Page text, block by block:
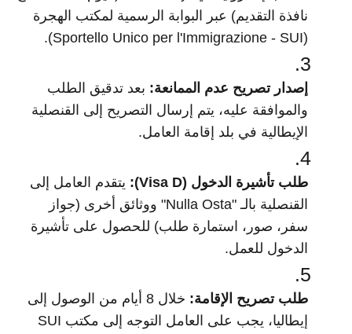
نافذة التقديم) عبر البوابة الرسمية لمكتب الهجرة
إصدار تصريح عدم الممانعة:بعد تدقيق الطلب
والموافقة عليه، يتم إرسال التصريح إلى القنصلية
الإيطالية في بلد إقامة العامل.
طلب تأشيرة الدخول (Visa D):
يتقدم العامل إلى
القنصلية بالـ "Nulla Osta" ووثائق أخرى (جواز
سفر، صور، استمارة طلب) للحصول على تأشيرة
الدخول للعمل.
طلب تصريح الإقامة:
خلال 8 أيام من الوصول إلى
إيطاليا، يجب على العامل التوجه إلى مكتب SUI